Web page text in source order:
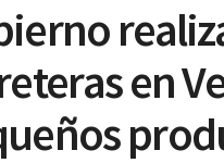
en